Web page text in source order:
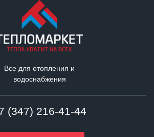
Все для отопления и
водоснабжения
(347) 216-41-44